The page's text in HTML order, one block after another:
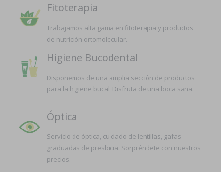
Fitoterapia
Trabajamos alta gama en fitoterapia y productos
de nutrición ortomolecular.
Higiene Bucodental
Disponemos de una amplia sección de productos
para la higiene bucal. Disfruta de una boca sana.
Óptica
Servicio de óptica, cuidado de lentillas, gafas
graduadas de presbicia. Sorpréndete con nuestros
precios.